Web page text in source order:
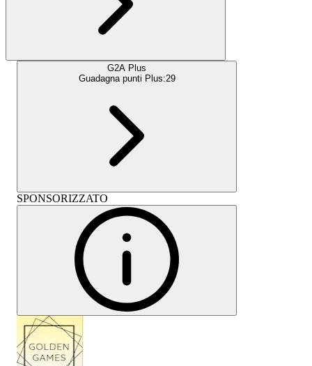
G2A Plus
Guadagna punti Plus:29
SPONSORIZZATO